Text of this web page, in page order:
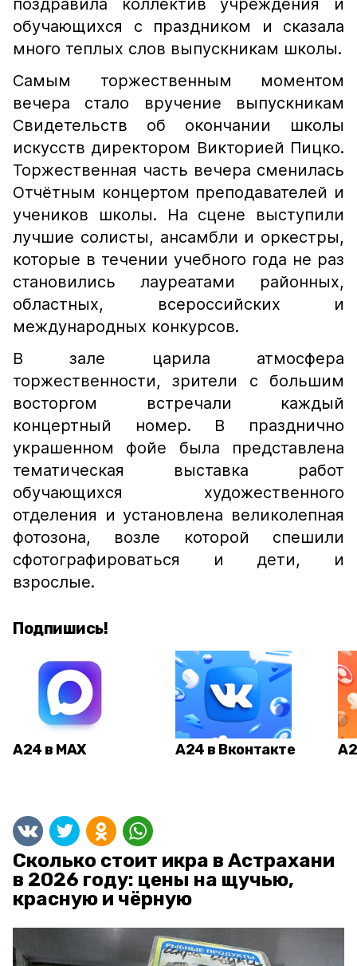
поздравила коллектив учреждения и
обучающихся с праздником и сказала
много теплых слов выпускникам школы.
Самым торжественным моментом
вечера стало вручение выпускникам
Свидетельств об окончании школы
искусств директором Викторией Пицко.
Торжественная часть вечера сменилась
Отчётным концертом преподавателей и
учеников школы. На сцене выступили
лучшие солисты, ансамбли и оркестры,
которые в течении учебного года не раз
становились лауреатами районных,
областных, всероссийских и
международных конкурсов.
В зале царила атмосфера
торжественности, зрители с большим
восторгом встречали каждый
концертный номер. В празднично
украшенном фойе была представлена
тематическая выставка работ
обучающихся художественного
отделения и установлена великолепная
фотозона, возле которой спешили
сфотографироваться и дети, и
взрослые.
Подпишись!
А24 в MAX А24 в Вконтакте
Сколько стоит икра в Астрахани
в 2026 году: цены на щучью,
красную и чёрную